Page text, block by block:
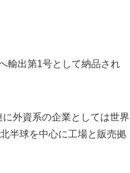
輸出第1号として納品され
外資系の企業としては世界
半球を中心に工場と販売拠